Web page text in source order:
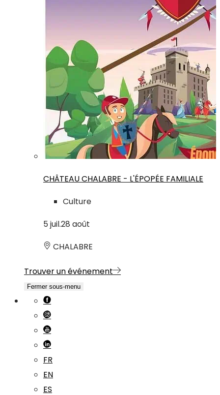
CHÂTEAU CHALABRE - L'ÉPOPÉE FAMILIALE
Culture
5 juil.28 août
CHALABRE
Trouver un événement
Fermer sous-menu
FR
EN
ES